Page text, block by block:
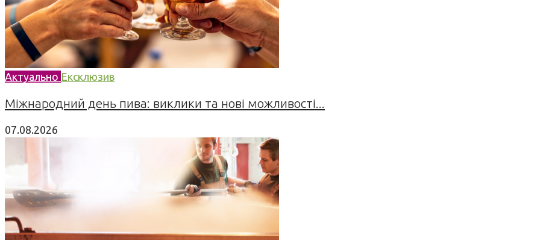
Актуально Ексклюзив
Міжнародний день пива: виклики та нові можливості...
07.08.2026